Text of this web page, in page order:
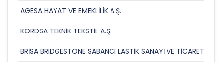
AGESA HAYAT VE EMEKLİLİK A.Ş.
KORDSA TEKNİK TEKSTİL A.Ş.
BRİSA BRIDGESTONE SABANCI LASTİK SANAYİ VE TİCARET A.Ş.